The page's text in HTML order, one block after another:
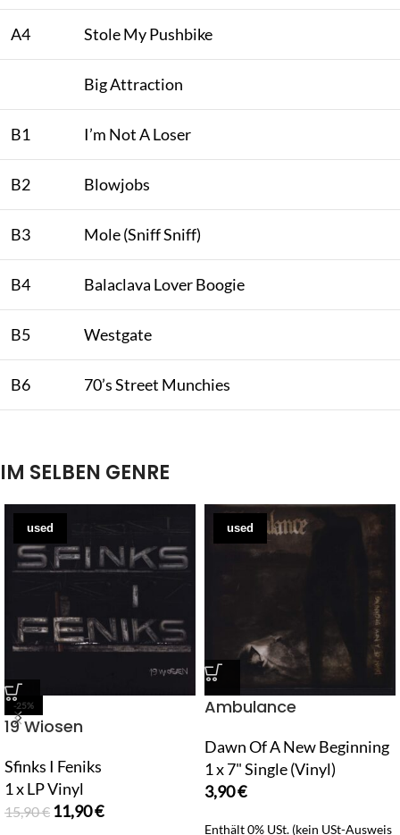
A4 Stole My Pushbike
Big Attraction
B1 I’m Not A Loser
B2 Blowjobs
B3 Mole (Sniff Sniff)
B4 Balaclava Lover Boogie
B5 Westgate
B6 70’s Street Munchies
IM SELBEN GENRE
used
-25%
19 Wiosen
Sfinks I Feniks
1 x LP Vinyl
15,90€ 11,90€
used
Ambulance
Dawn Of A New Beginning
1 x 7" Single (Vinyl)
3,90€
Enthält 0% USt. (kein USt-Ausweis